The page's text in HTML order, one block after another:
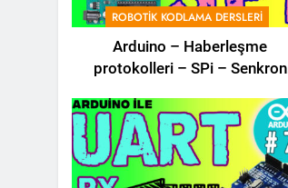
ROBOTIK KODLAMA DERSLERI
Arduino – Haberleşme
protokolleri – SPi – Senkron
78 –